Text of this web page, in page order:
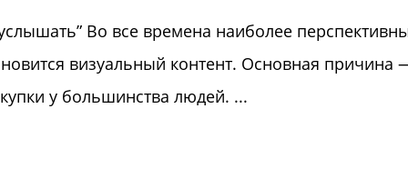
Во все времена наиболее
визуальный контент. Основная
у большинства людей. ...